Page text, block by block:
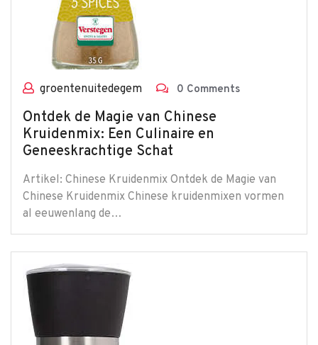
groentenuitedegem 0 Comments
Ontdek de Magie van Chinese
Kruidenmix: Een Culinaire en
Geneeskrachtige Schat
Artikel: Chinese Kruidenmix Ontdek de Magie van
Chinese Kruidenmix Chinese kruidenmixen vormen
al eeuwenlang de…